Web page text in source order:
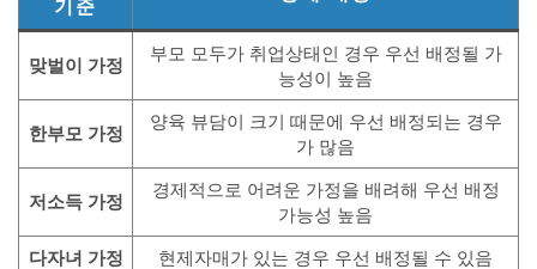
기준
맞벌이 가정
부모 모두가 취업상태인 경우 우선 배정될 가
능성이 높음
한부모 가정
양육 뷰담이 크기 때문에 우선 배정되는 경우
가 많음
저소득 가정
경제적으로 어려운 가정을 배려해 우선 배정
가능성 높음
다자녀 가정
현제자매가 있는 경우 우선 배정될 수 있음